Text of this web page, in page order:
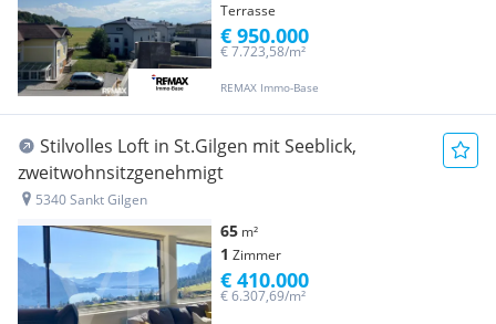
Terrasse
REMAX Immo-Base
€ 7.723,58/m²
€ 950.000
Stilvolles Loft in St.Gilgen mit Seeblick,
zweitwohnsitzgenehmigt
5340 Sankt Gilgen
65 m²
1 Zimmer
€ 6.307,69/m²
€ 410.000